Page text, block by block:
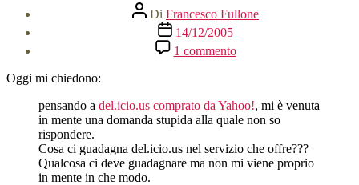
Autore
articolo
Di Francesco Fullone
Data
dell'articolo
14/12/2005
1 commentosu
Del.icio.us
Oggi mi chiedono:
pensando a del.icio.us comprato da Yahoo!, mi è venuta
in mente una domanda stupida alla quale non so
rispondere.
Cosa ci guadagna del.icio.us nel servizio che offre???
Qualcosa ci deve guadagnare ma non mi viene proprio
in mente in che modo.